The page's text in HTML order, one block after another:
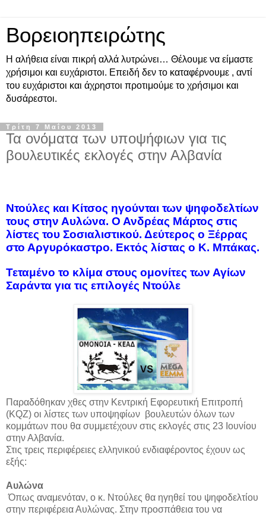
Βορειοηπειρώτης
Η αλήθεια είναι πικρή αλλά λυτρώνει… Θέλουμε να είμαστε
χρήσιμοι και ευχάριστοι. Επειδή δεν το καταφέρνουμε , αντί
του ευχάριστοι και άχρηστοι προτιμούμε το χρήσιμοι και
δυσάρεστοι.
Τρίτη 7 Μαΐου 2013
Τα ονόματα των υποψήφιων για τις
βουλευτικές εκλογές στην Αλβανία
Ντούλες και Κίτσος ηγούνται των ψηφοδελτίων
τους στην Αυλώνα. Ο Ανδρέας Μάρτος στις
λίστες του Σοσιαλιστικού. Δεύτερος ο Ξέρρας
στο Αργυρόκαστρο. Εκτός λίστας ο Κ. Μπάκας.
Τεταμένο το κλίμα στους ομονίτες των Αγίων
Σαράντα για τις επιλογές Ντούλε
Παραδόθηκαν χθες στην Κεντρική Εφορευτική Επιτροπή
(KQZ) οι λίστες των υποψηφίων βουλευτών όλων των
κομμάτων που θα συμμετέχουν στις εκλογές στις 23 Ιουνίου
στην Αλβανία.
Στις τρεις περιφέρειες ελληνικού ενδιαφέροντος έχουν ως
εξής:
Αυλώνα
Όπως αναμενόταν, ο κ. Ντούλες θα ηγηθεί του ψηφοδελτίου
στην περιφέρεια Αυλώνας. Στην προσπάθεια του να